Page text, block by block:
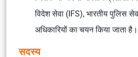
विदेश सेवा (IFS), भारतीय पुलिस
अधिकारियों का चयन किया जाता है।
सदस्य